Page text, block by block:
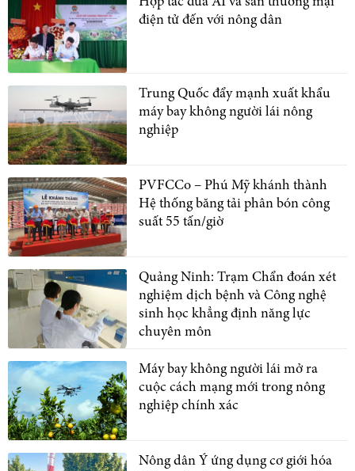
điện tử đến với nông dân
Trung Quốc đẩy mạnh xuất khẩu
máy bay không người lái nông
nghiệp
PVFCCo – Phú Mỹ khánh thành
Hệ thống băng tải phân bón công
suất 55 tấn/giờ
Quảng Ninh: Trạm Chẩn đoán xét
nghiệm dịch bệnh và Công nghệ
sinh học khẳng định năng lực
chuyên môn
Máy bay không người lái mở ra
cuộc cách mạng mới trong nông
nghiệp chính xác
Nông dân Ý ứng dụng cơ giới hóa